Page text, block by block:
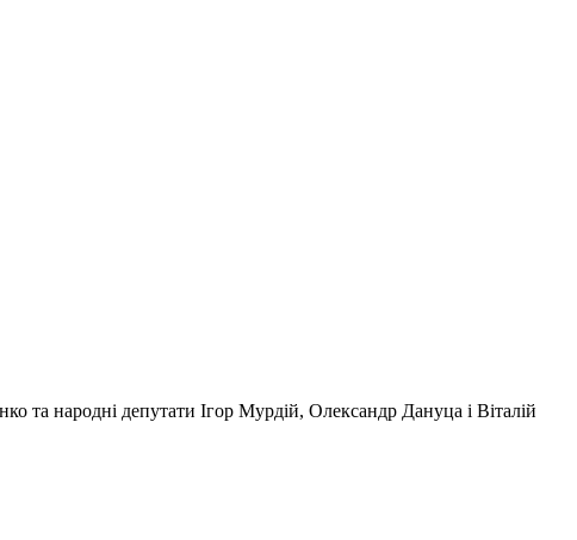
та народні депутати Ігор Мурдій, Олександр Дануца і Віталій